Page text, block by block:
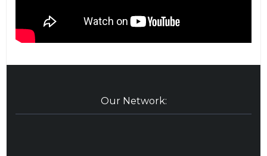
Our Network: